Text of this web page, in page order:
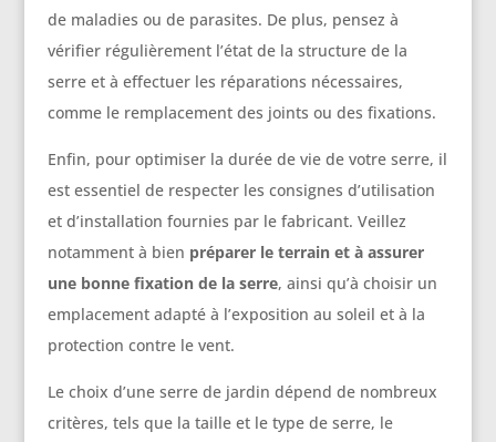
de maladies ou de parasites. De plus, pensez à
vérifier régulièrement l’état de la structure de la
serre et à effectuer les réparations nécessaires,
comme le remplacement des joints ou des fixations.
Enfin, pour optimiser la durée de vie de votre serre, il
est essentiel de respecter les consignes d’utilisation
et d’installation fournies par le fabricant. Veillez
notamment à bien préparer le terrain et à assurer
une bonne fixation de la serre, ainsi qu’à choisir un
emplacement adapté à l’exposition au soleil et à la
protection contre le vent.
Le choix d’une serre de jardin dépend de nombreux
critères, tels que la taille et le type de serre, le